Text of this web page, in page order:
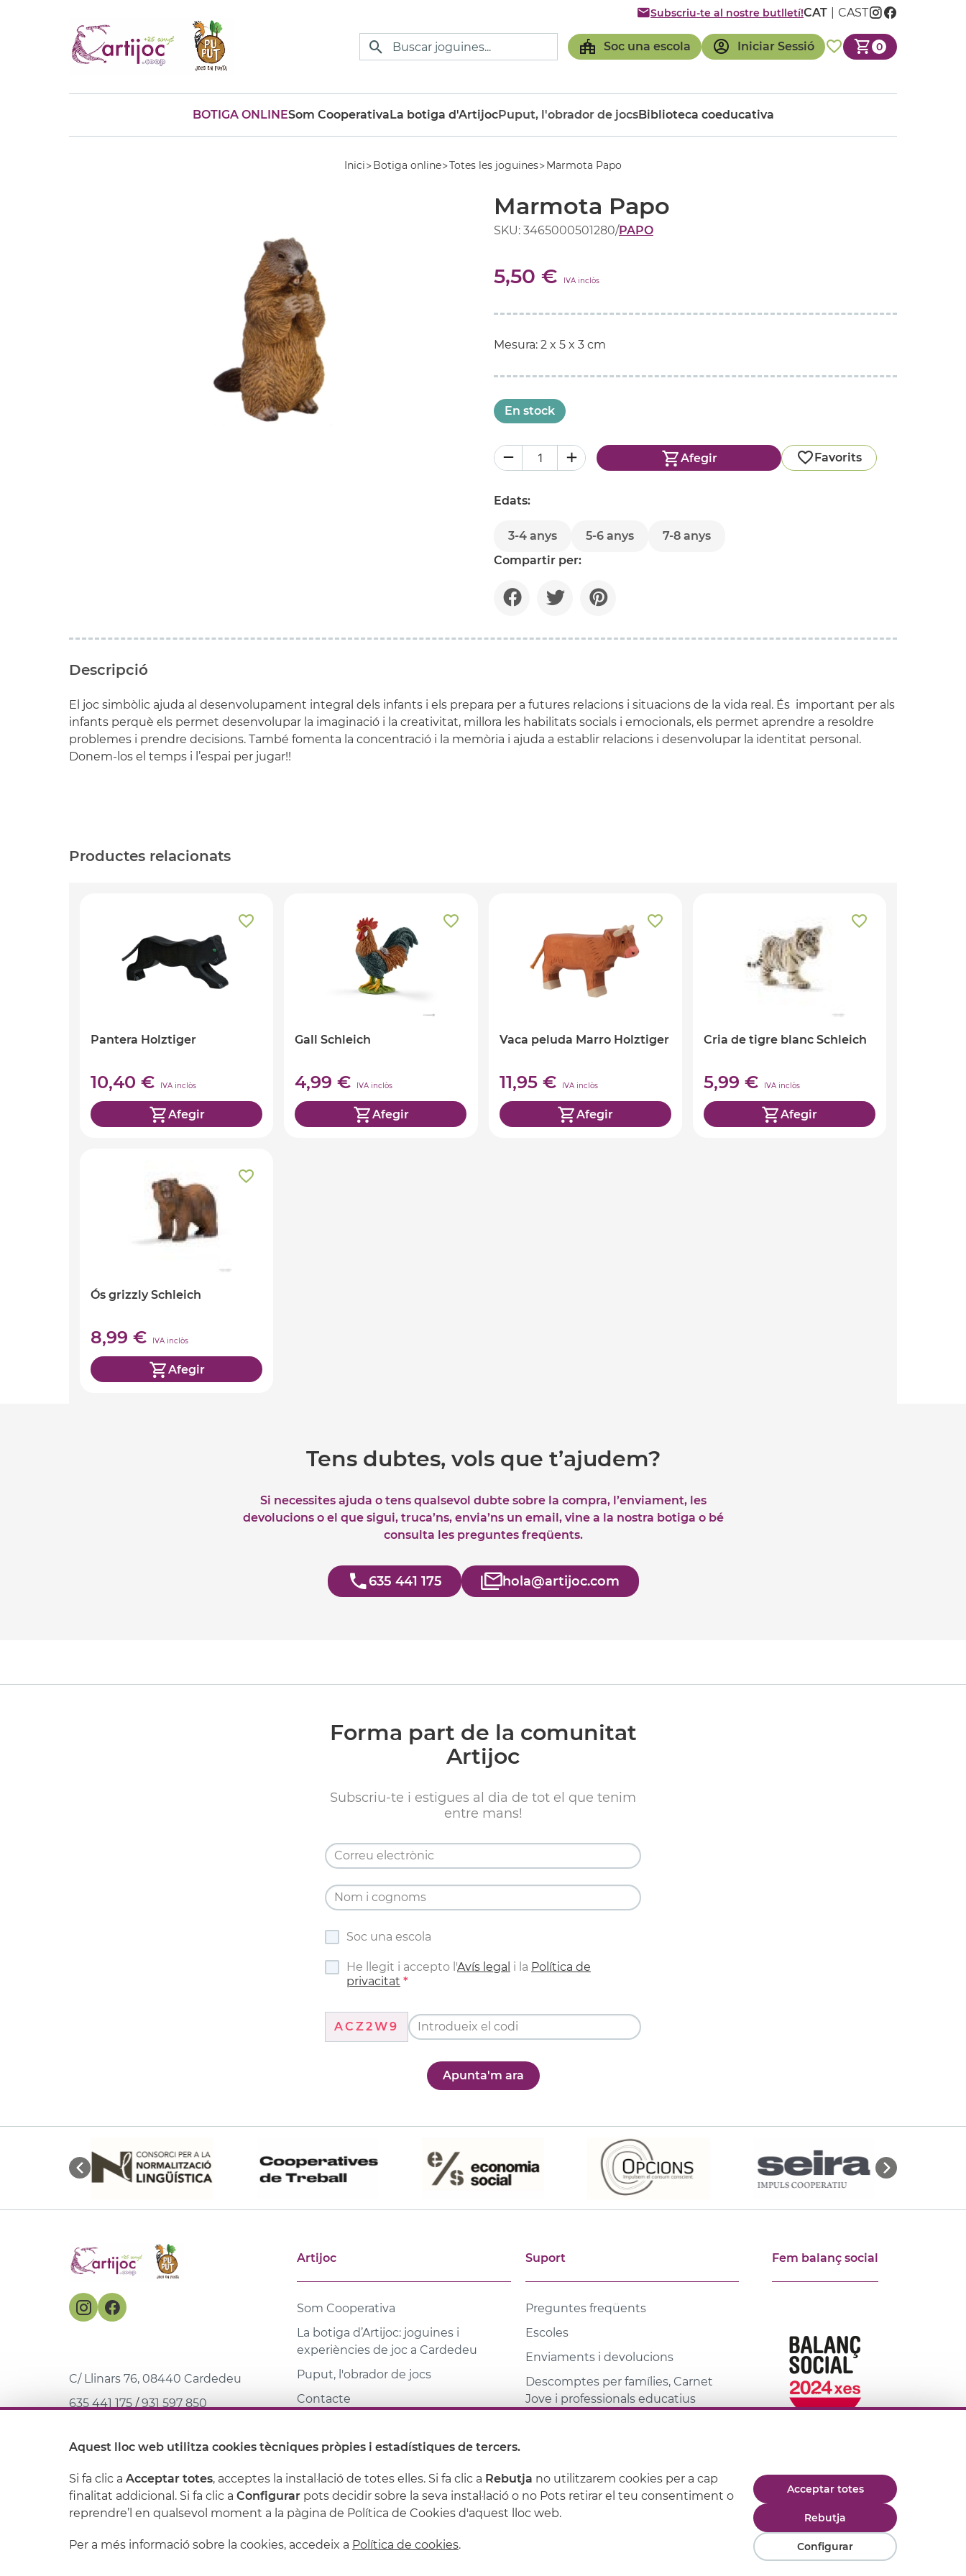
Soc una escola Iniciar Sessió 0
Subscriu-te al nostre butlletí!CAT CAST
BOTIGA ONLINESom CooperativaLa botiga d'ArtijocPuput, l'obrador de jocsBiblioteca coeducativa
Inici Botiga online Totes les joguines Marmota Papo
Marmota Papo
SKU: 3465000501280/PAPO
5,50 € IVA inclòs
Mesura: 2 x 5 x 3 cm
En stock
Afegir Favorits
Edats:
3-4 anys 5-6 anys
7-8 anys
Compartir per:
Descripció
El joc simbòlic ajuda al desenvolupament integral dels infants i els prepara per a futures relacions i situacions de la vida real. És important per als
infants perquè els permet desenvolupar la imaginació i la creativitat, millora les habilitats socials i emocionals, els permet aprendre a resoldre
problemes i prendre decisions. També fomenta la concentració i la memòria i ajuda a establir relacions i desenvolupar la identitat personal.
Donem-los el temps i l’espai per jugar!!
Productes relacionats
Pantera Holztiger
10,40 € IVA inclòs
Afegir
Gall Schleich
4,99 € IVA inclòs
Afegir
Vaca peluda Marro Holztiger
11,95 € IVA inclòs
Afegir
Cria de tigre blanc Schleich
5,99 € IVA inclòs
Afegir
Ós grizzly Schleich
8,99 € IVA inclòs
Afegir
Tens dubtes, vols que t’ajudem?
Si necessites ajuda o tens qualsevol dubte sobre la compra, l’enviament, les
devolucions o el que sigui, truca’ns, envia’ns un email, vine a la nostra botiga o bé
consulta les preguntes freqüents.
635 441 175 hola@artijoc.com
Forma part de la comunitat
Artijoc
Subscriu-te i estigues al dia de tot el que tenim
entre mans!
Soc una escola
He llegit i accepto l'Avís legal i la Política de
privacitat
ACZ2W9
Apunta'm ara
C/ Llinars 76, 08440 Cardedeu
635 441 175 /931 597 850
Artijoc
Som Cooperativa
La botiga d’Artijoc: joguines i
experiències de joc a Cardedeu
Puput, l'obrador de jocs
Contacte
Biblioteca coeducativa
Suport
Preguntes freqüents
Escoles
Enviaments i devolucions
Descomptes per famílies, Carnet
Jove i professionals educatius
Fem balanç social
Avís legal Política de privacitat Política de cookies
Aquest lloc web utilitza cookies tècniques pròpies i estadístiques de tercers.
Si fa clic a Acceptar totes, acceptes la instal·lació de totes elles. Si fa clic a Rebutja no utilitzarem cookies per a cap
finalitat addicional. Si fa clic a Configurar pots decidir sobre la seva instal·lació o no Pots retirar el teu consentiment o
reprendre’l en qualsevol moment a la pàgina de Política de Cookies d'aquest lloc web.
Per a més informació sobre la cookies, accedeix a Política de cookies.
Acceptar totes
Rebutja
Configurar